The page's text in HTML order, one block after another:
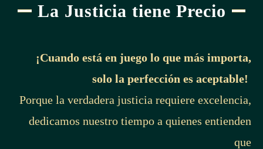
La Justicia tiene Precio
¡Cuando está en juego lo que más importa,
solo la perfección es aceptable!
Porque la verdadera justicia requiere excelencia,
dedicamos nuestro tiempo a quienes entienden
que